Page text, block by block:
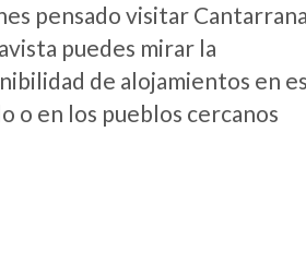
pensado visitar
puedes mirar la
de alojamientos en
o en los pueblos cercanos